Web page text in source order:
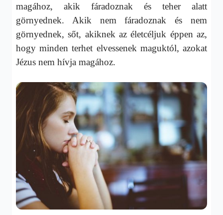
magához, akik fáradoznak és teher alatt
görnyednek. Akik nem fáradoznak és nem
görnyednek, sőt, akiknek az életcéljuk éppen az,
hogy minden terhet elvessenek maguktól, azokat
Jézus nem hívja magához.